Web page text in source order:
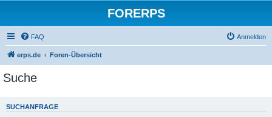
FORERPS
FAQ Anmelden
erps.de Foren-Übersicht
Suche
SUCHANFRAGE